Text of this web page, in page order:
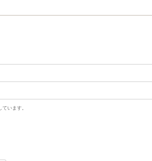
います。